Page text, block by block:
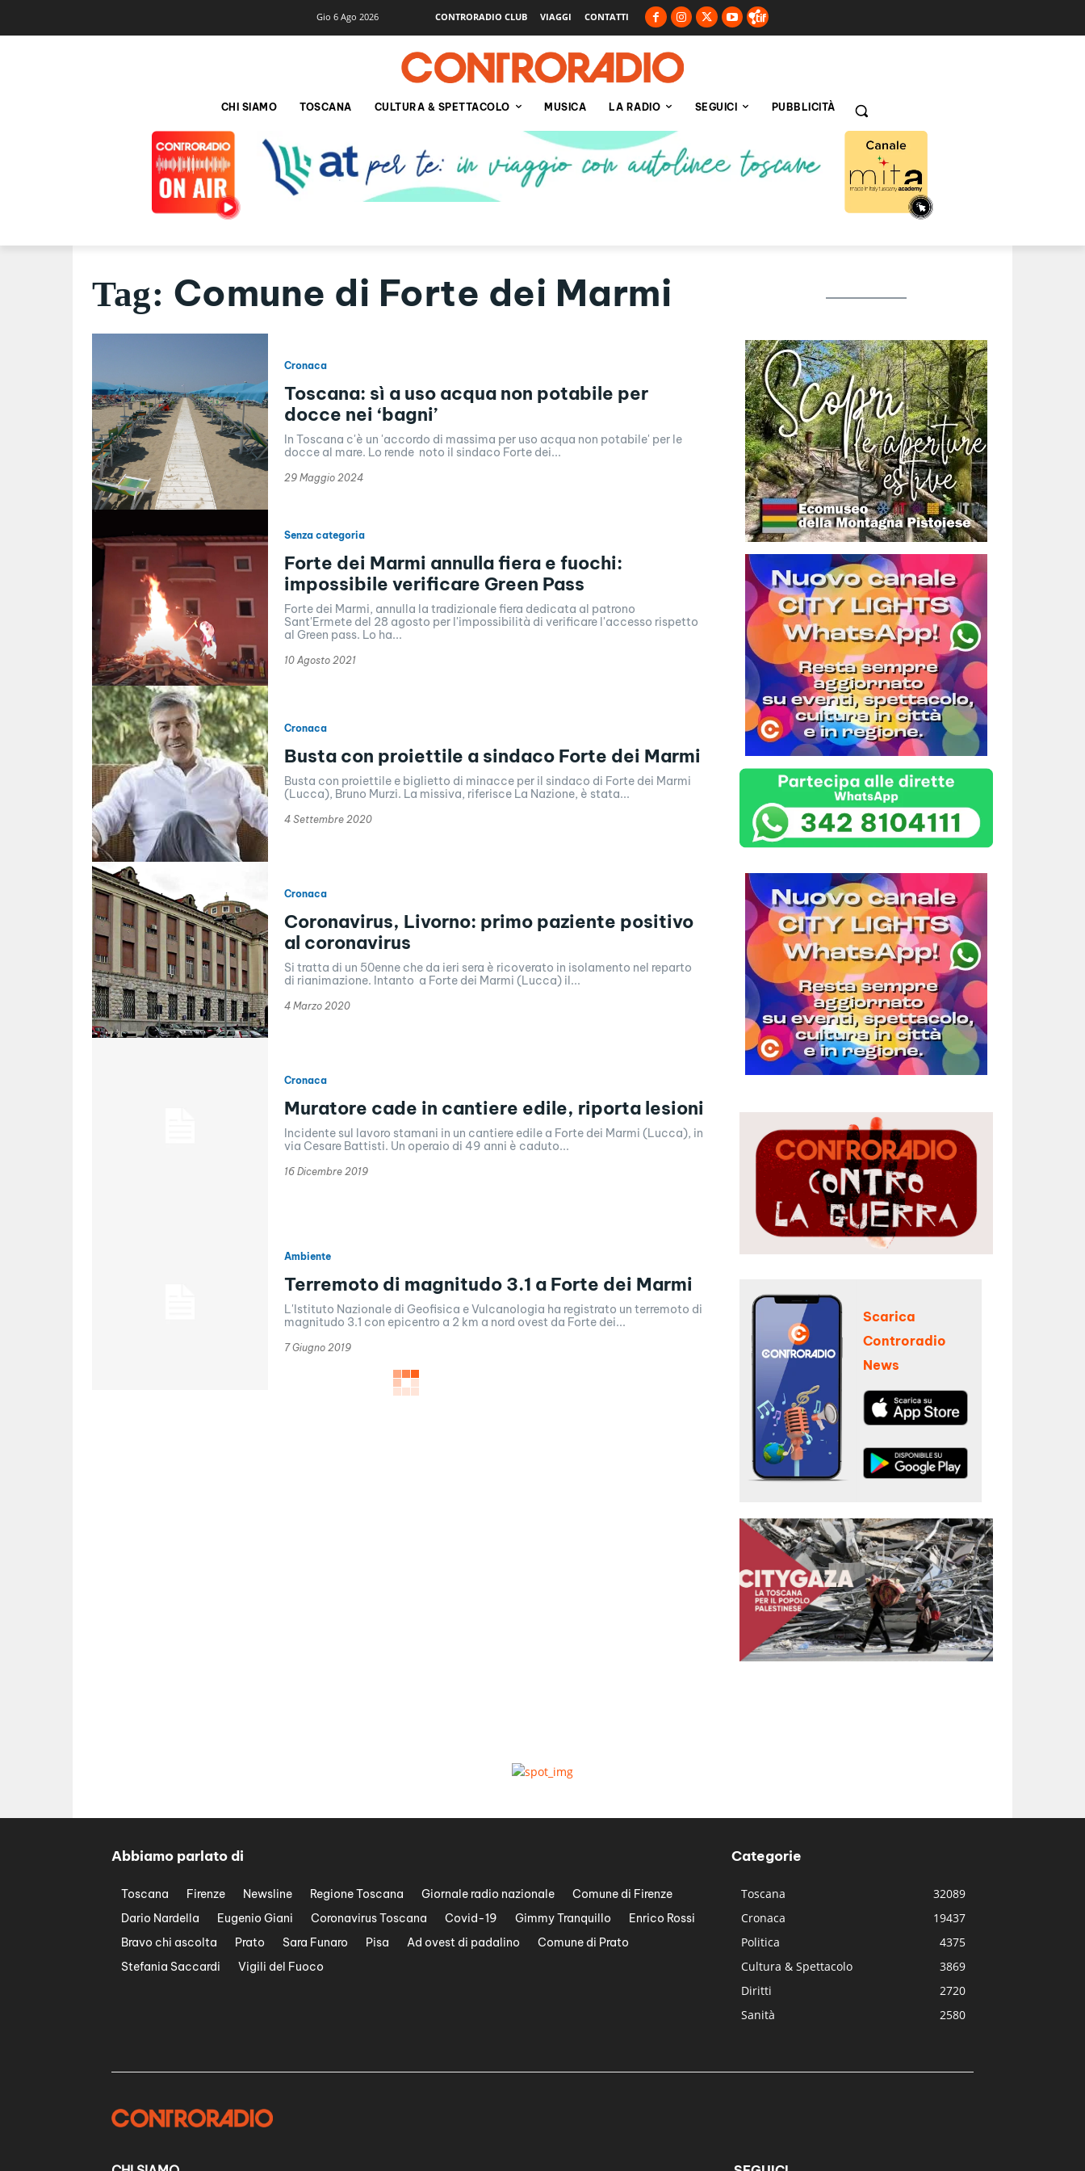
Gio 6 Ago 2026 CONTRORADIO CLUB VIAGGI CONTATTI
CHI SIAMO TOSCANA CULTURA & SPETTACOLO MUSICA LA RADIO SEGUICI PUBBLICITÀ
Tag: Comune di Forte dei Marmi
Cronaca
Toscana: sì a uso acqua non potabile per
docce nei ‘bagni’
In Toscana c'è un 'accordo di massima per uso acqua non potabile' per le
docce al mare. Lo rende noto il sindaco Forte dei...
29 Maggio 2024
Senza categoria
Forte dei Marmi annulla fiera e fuochi:
impossibile verificare Green Pass
Forte dei Marmi, annulla la tradizionale fiera dedicata al patrono
Sant'Ermete del 28 agosto per l'impossibilità di verificare l'accesso rispetto
al Green pass. Lo ha...
10 Agosto 2021
Cronaca
Busta con proiettile a sindaco Forte dei Marmi
Busta con proiettile e biglietto di minacce per il sindaco di Forte dei Marmi
(Lucca), Bruno Murzi. La missiva, riferisce La Nazione, è stata...
4 Settembre 2020
Cronaca
Coronavirus, Livorno: primo paziente positivo
al coronavirus
Si tratta di un 50enne che da ieri sera è ricoverato in isolamento nel reparto
di rianimazione. Intanto a Forte dei Marmi (Lucca) il...
4 Marzo 2020
Cronaca
Muratore cade in cantiere edile, riporta lesioni
Incidente sul lavoro stamani in un cantiere edile a Forte dei Marmi (Lucca), in
via Cesare Battisti. Un operaio di 49 anni è caduto...
16 Dicembre 2019
Ambiente
Terremoto di magnitudo 3.1 a Forte dei Marmi
L'Istituto Nazionale di Geofisica e Vulcanologia ha registrato un terremoto di
magnitudo 3.1 con epicentro a 2 km a nord ovest da Forte dei...
7 Giugno 2019
Scarica
Controradio
News
Abbiamo parlato di
Toscana Firenze Newsline Regione Toscana Giornale radio nazionale
Comune di Firenze
Dario Nardella
Eugenio Giani Coronavirus Toscana Covid-19 Gimmy Tranquillo
Enrico Rossi
Bravo chi ascolta
Prato Sara Funaro Pisa Ad ovest di padalino
Comune di Prato
Stefania Saccardi
Vigili del Fuoco
Categorie
Toscana
32089
Cronaca
19437
Politica
4375
Cultura & Spettacolo
3869
Diritti
2720
Sanità
2580